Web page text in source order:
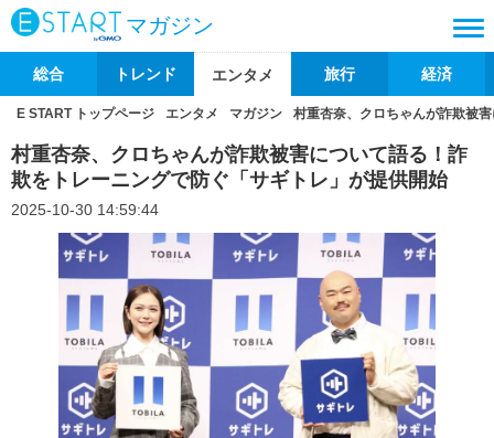
マガジン
総合 トレンド エンタメ 旅行 経済
E START トップページ エンタメ マガジン 村重杏奈、クロちゃんが詐欺被
村重杏奈、クロちゃんが詐欺被害について語る！詐
欺をトレーニングで防ぐ「サギトレ」が提供開始
2025-10-30 14:59:44